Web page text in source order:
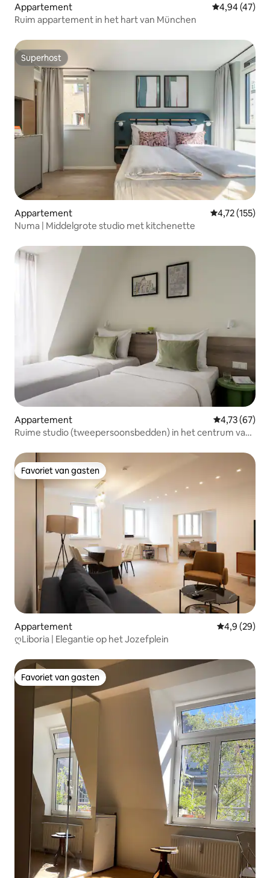
Appartement Gemiddelde
4,94 (47)
Ruim appartement in het hart van München
Superhost
Superhost
Appartement Gemiddelde
4,72 (155)
Numa | Middelgrote studio met kitchenette
Appartement Gemiddelde
4,73 (67)
Ruime studio (tweepersoonsbedden) in het centrum van
Favoriet van gasten
Favoriet van gasten
Appartement Gemiddelde
4,9 (29)
ღLiboria | Elegantie op het Jozefplein
Favoriet van gasten
Favoriet van gasten